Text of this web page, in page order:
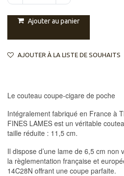
Ajouter au panier
AJOUTER À LA LISTE DE SOUHAITS
Le couteau coupe-cigare de poche
Intégralement fabriqué en France à
FINES LAMES est un véritable
taille réduite : 11,5 cm.
Il dispose d’une lame de 6,5 cm
la règlementation française et
14C28N offrant une coupe parfaite.